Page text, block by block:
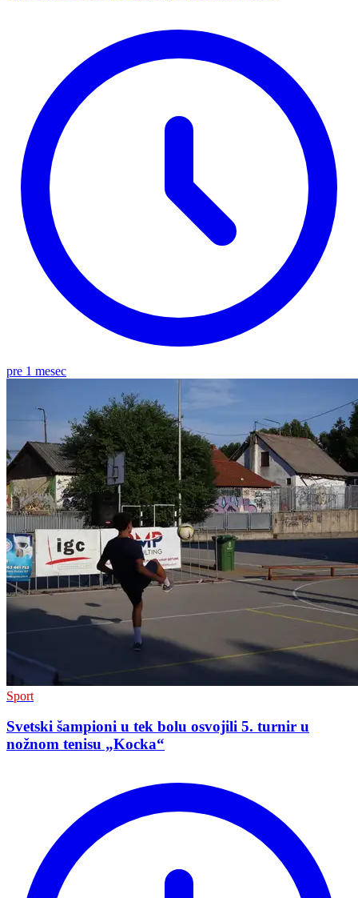
pre 1 mesec
Sport
Svetski šampioni u tek bolu osvojili 5. turnir u
nožnom tenisu „Kocka“